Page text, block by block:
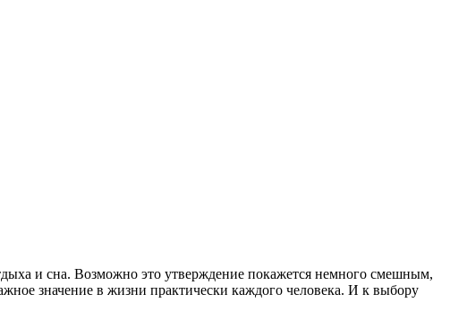
и сна. Возможно это утверждение покажется немного смешным,
значение в жизни практически каждого человека. И к выбору